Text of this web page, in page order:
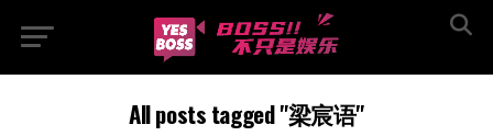
All posts tagged "梁宸语"